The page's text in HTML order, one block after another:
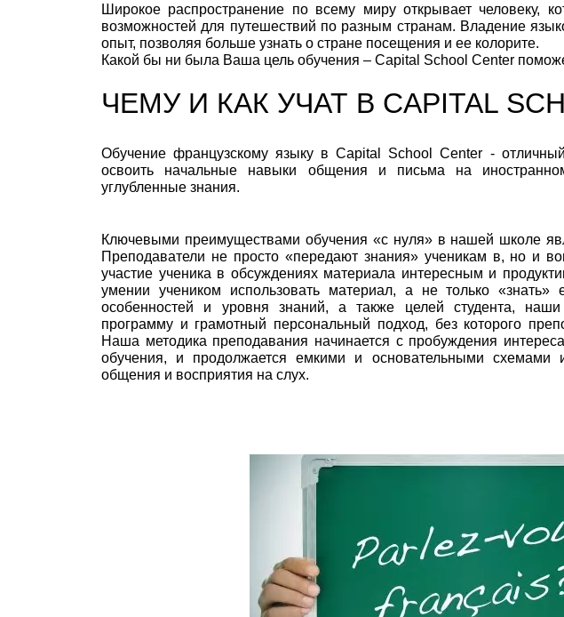
Широкое распространение по всему миру открывает человеку,
возможностей для путешествий по разным странам. Владение
опыт, позволяя больше узнать о стране посещения и ее колорите.
Какой бы ни была Ваша цель обучения – Capital School Center
ЧЕМУ И КАК УЧАТ В CAPITAL
Обучение французскому языку в Capital School Center -
освоить начальные навыки общения и письма на
углубленные знания.
Ключевыми преимуществами обучения «с нуля» в нашей школе
Преподаватели не просто «передают знания» ученикам в, но и
участие ученика в обсуждениях материала интересным и
умении учеником использовать материал, а не только «знать»
особенностей и уровня знаний, а также целей студента,
программу и грамотный персональный подход, без которого
Наша методика преподавания начинается с пробуждения
обучения, и продолжается емкими и основательными схемами
общения и восприятия на слух.